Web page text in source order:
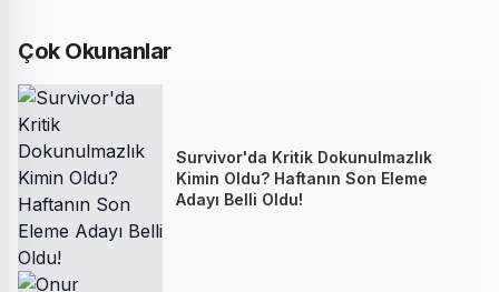
Çok Okunanlar
Survivor'da Kritik Dokunulmazlık
Kimin Oldu? Haftanın Son Eleme
Adayı Belli Oldu!